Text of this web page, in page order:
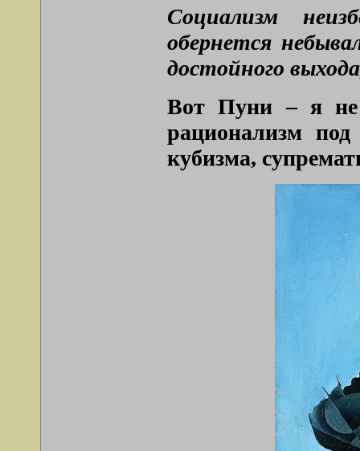
Социализм
обернется
достойного
Вот Пуни – я не
рационализм под
кубизма,